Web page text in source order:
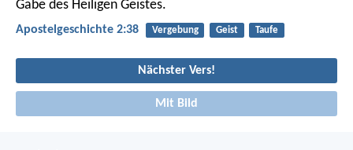
Gabe des Heiligen Geistes.
Apostelgeschichte 2:38 Vergebung Geist Taufe
Nächster Vers!
Mit Bild